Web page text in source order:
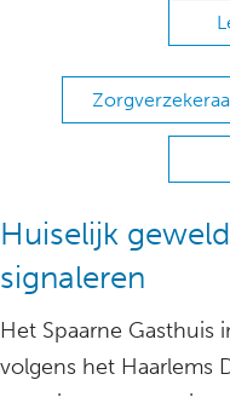
Huiselijk
signaleren
Het Spaarne Gasthuis
volgens het Haarlems